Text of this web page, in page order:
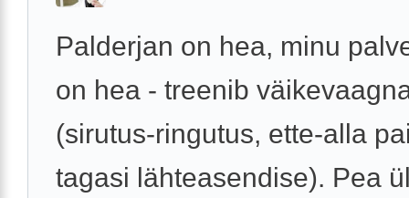
Palderjan on hea, minu
on hea - treenib
(sirutus-ringutus, ette-alla
tagasi lähteasendise). Pea